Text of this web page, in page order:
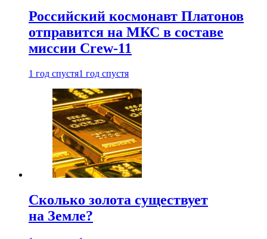
Российский космонавт Платонов
отправится на МКС в составе
миссии Crew-11
1 год спустя1 год спустя
Сколько золота существует
на Земле?